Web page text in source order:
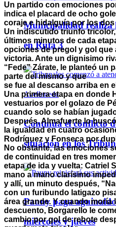
Municipalidad realiza
en Ruta 3
Continúa el conflicto
situación en los
Pauny paga
miércoles y jueves
Un partido con emociones
indica el placard de ocho
coraje e hidalguía por los
Un indiscutido triunfo
últimos minutos de cada
opciones de pregol y gol que
victoria. Ante un dignisimo
“Fede” Zárate, le planteó un
parte del mismo y que
se fue al descanso arriba en
Una primera etapa en donde
vestuarios por el golazo de
cuando solo se habían
Después, Almafuerte lo
la igualdad en cuatro
Rodríguez y Fonseca por
No obstante, las emociones
de continuidad en tres
etapa de ida y vuelta: Catriel
mano a mano clarísimo
y allí, un minuto después,
con un furibundo latigazo
área grande. Y cuando moría
descuento, Borgarello le
cambio por gol de rebote